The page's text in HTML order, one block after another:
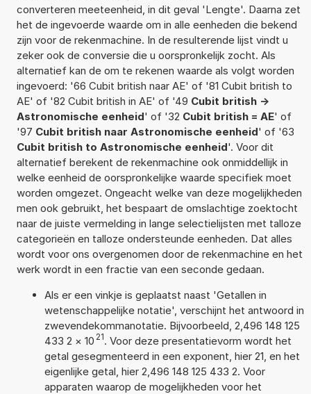
converteren meeteenheid, in dit geval 'Lengte'. Daarna zet
het de ingevoerde waarde om in alle eenheden die bekend
zijn voor de rekenmachine. In de resulterende lijst vindt u
zeker ook de conversie die u oorspronkelijk zocht. Als
alternatief kan de om te rekenen waarde als volgt worden
ingevoerd: '66 Cubit british naar AE' of '81 Cubit british to
AE' of '82 Cubit british in AE' of '49 Cubit british ->
Astronomische eenheid' of '32 Cubit british = AE' of
'97 Cubit british naar Astronomische eenheid' of '63
Cubit british to Astronomische eenheid'. Voor dit
alternatief berekent de rekenmachine ook onmiddellijk in
welke eenheid de oorspronkelijke waarde specifiek moet
worden omgezet. Ongeacht welke van deze mogelijkheden
men ook gebruikt, het bespaart de omslachtige zoektocht
naar de juiste vermelding in lange selectielijsten met talloze
categorieën en talloze ondersteunde eenheden. Dat alles
wordt voor ons overgenomen door de rekenmachine en het
werk wordt in een fractie van een seconde gedaan.
Als er een vinkje is geplaatst naast 'Getallen in
wetenschappelijke notatie', verschijnt het antwoord in
zwevendekommanotatie. Bijvoorbeeld, 2,496 148 125
433 2 × 10 21. Voor deze presentatievorm wordt het
getal gesegmenteerd in een exponent, hier 21, en het
eigenlijke getal, hier 2,496 148 125 433 2. Voor
apparaten waarop de mogelijkheden voor het